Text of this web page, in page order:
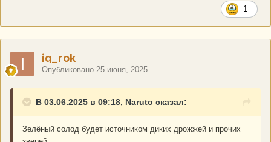
1
ig_rok
Опубликовано 25 июня, 2025
В 03.06.2025 в 09:18, Naruto сказал:
Зелёный солод будет источником диких дрожжей и прочих